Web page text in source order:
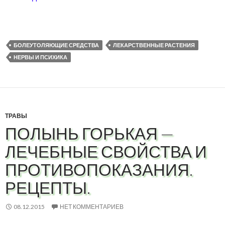
БОЛЕУТОЛЯЮЩИЕ СРЕДСТВА
ЛЕКАРСТВЕННЫЕ РАСТЕНИЯ
НЕРВЫ И ПСИХИКА
ТРАВЫ
ПОЛЫНЬ ГОРЬКАЯ —
ЛЕЧЕБНЫЕ СВОЙСТВА И
ПРОТИВОПОКАЗАНИЯ.
РЕЦЕПТЫ.
08.12.2015 НЕТ КОММЕНТАРИЕВ